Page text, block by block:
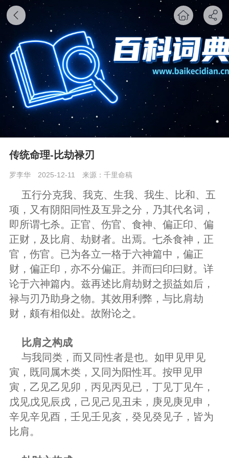
传统命理-比劫禄刃
罗李华 2025-12-11 来源：千里命稿
五行分克我、我克、生我、我生、比和、五
项，又有阴阳同性及互异之分，乃其代名词，
即所谓七杀。正官、伤官、食神、偏正印、偏
正财，及比肩、劫财者。出焉。七杀食神，正
官，伤官。已为各立一格于六神篇中，偏正
财，偏正印，亦不分偏正。并而曰印曰财。详
论于六神篇内。兹再述比肩劫财之损益如后，
禄与刃乃助身之物。其效用利弊，与比肩劫
财，颇有相似处。故附论之。
比肩之构成
与我同类，而又同性者是也。如甲见甲见
寅，既同属木类，又同为阳性耳。按甲见甲
寅，乙见乙见卯，丙见丙见已，丁见丁见午，
戊见戊见辰戌，己见己见丑未，庚见庚见申，
辛见辛见酉，壬见壬见亥，癸见癸见子，皆为
比肩。